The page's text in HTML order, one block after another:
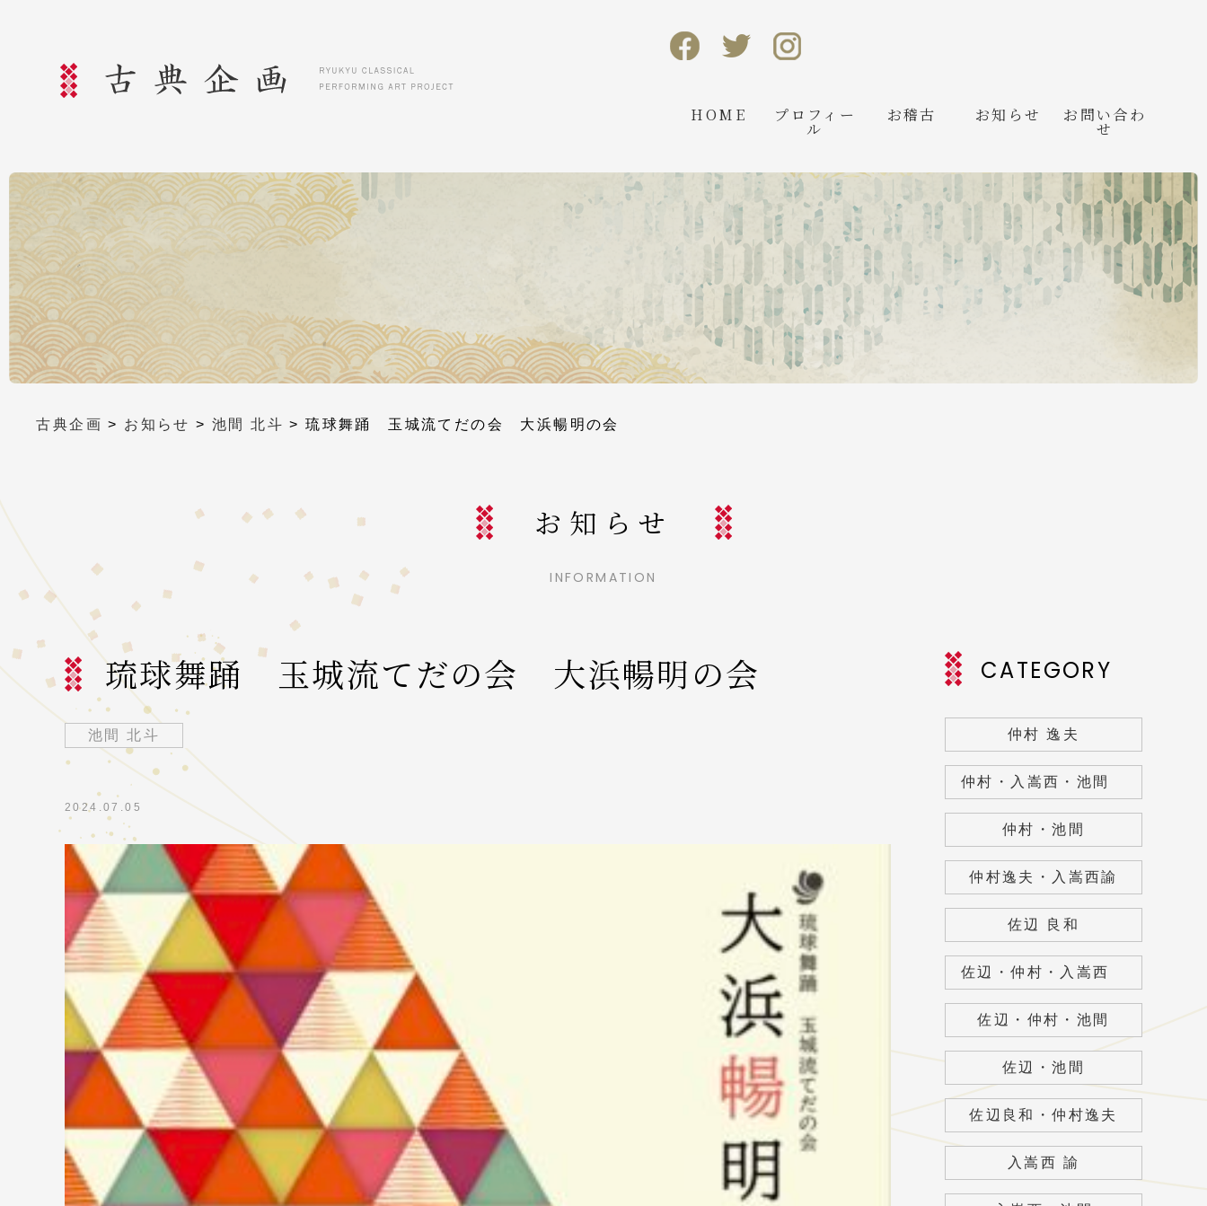
HOME プロフィー
ル
お稽古 お知らせ お問い合わ
せ
古典企画 > お知らせ > 池間 北斗 >琉球舞踊 玉城流てだの会 大浜暢明の会
お知らせ
INFORMATION
琉球舞踊 玉城流てだの会 大浜暢明の会
池間 北斗
2024.07.05
CATEGORY
仲村 逸夫
仲村・入嵩西・池間
仲村・池間
仲村逸夫・入嵩西諭
佐辺 良和
佐辺・仲村・入嵩西
佐辺・仲村・池間
佐辺・池間
佐辺良和・仲村逸夫
入嵩西 諭